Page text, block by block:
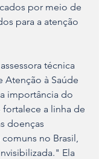
por meio de
para a atenção
técnica
Atenção à Saúde
importância do
a linha de
doenças
no Brasil,
Ela